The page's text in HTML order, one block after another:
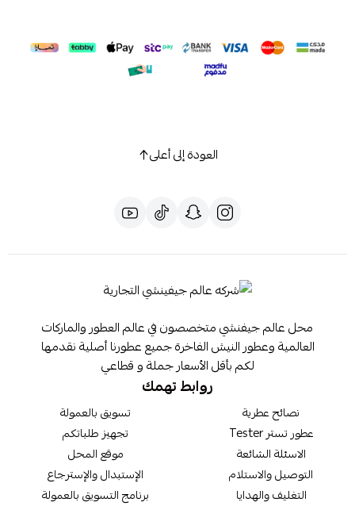
العودة إلى أعلى
محل عالم جيفنشي متخصصون في عالم العطور والماركات
العالمية وعطور النيش الفاخرة جميع عطورنا أصلية نقدمها
لكم بأقل الأسعار جملة و قطاعي
روابط تهمك
نصائح عطرية
عطور تستر Tester
الاسئلة الشائعة
التوصيل والاستلام
التغليف والهدايا
تسويق بالعمولة
تجهيز طلباتكم
موقع المحل
الإستبدال والإسترجاع
برنامج التسويق بالعمولة